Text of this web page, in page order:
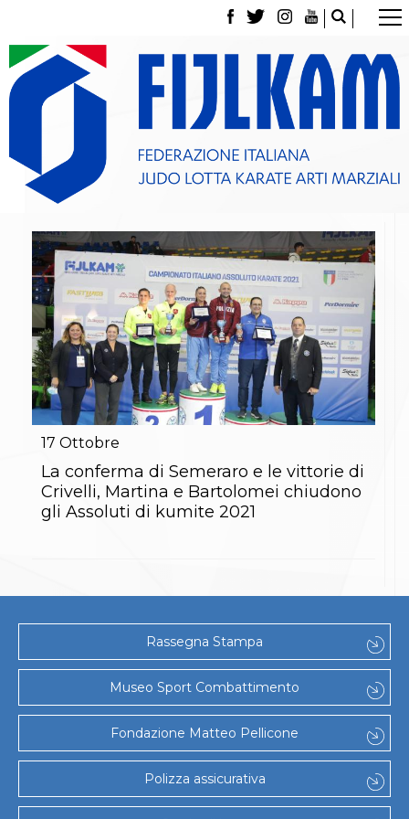
La Federazione
Tesseramento
Contatti
Norme e modulistica Affiliazioni e Tesseramenti
Classifica Società Sportive con più di 100 atleti
tesserati
Gare e Risultati
Archivio eventi
Dove siamo
Media
Partners
Trasparenza
Judo
La disciplina
News
Attività Didattica
Gare e Risultati
Albi Federali
Lotta
La disciplina
News
Gare e Risultati
La disciplina
Gare e Risultati
Attività Didattica
Albi Federali
Arti marziali
Aikido
Ju Jitsu
Sumo
Capoeira
Grappling
BJJ
Pancrazio/Pankration
17 Ottobre
La conferma di Semeraro e le vittorie di
Crivelli, Martina e Bartolomei chiudono
gli Assoluti di kumite 2021
Rassegna Stampa
Museo Sport Combattimento
Fondazione Matteo Pellicone
Polizza assicurativa